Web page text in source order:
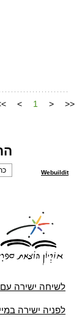
<<
<
1
>
לשיחה ישירה
לפניה ישירה
Webuildit